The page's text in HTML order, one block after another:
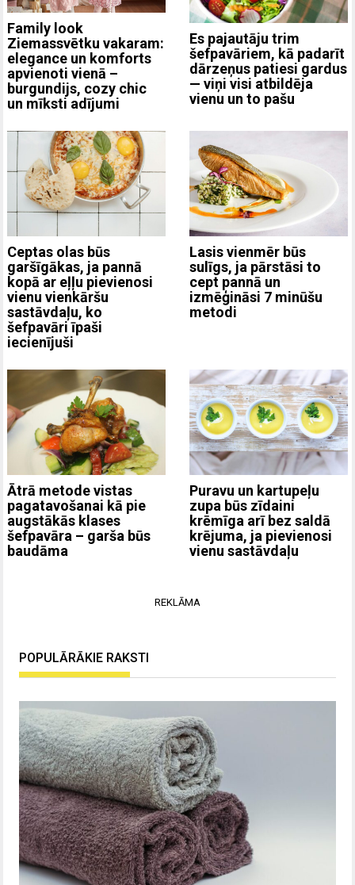
Family look
Ziemassvētku vakaram:
elegance un komforts
apvienoti vienā –
burgundijs, cozy chic
un mīksti adījumi
Es pajautāju trim
šefpavāriem, kā padarīt
dārzeņus patiesi gardus
— viņi visi atbildēja
vienu un to pašu
Ceptas olas būs
garšīgākas, ja pannā
kopā ar eļļu pievienosi
vienu vienkāršu
sastāvdaļu, ko
šefpavāri īpaši
iecienījuši
Lasis vienmēr būs
sulīgs, ja pārstāsi to
cept pannā un
izmēģināsi 7 minūšu
metodi
Ātrā metode vistas
pagatavošanai kā pie
augstākās klases
šefpavāra – garša būs
baudāma
Puravu un kartupeļu
zupa būs zīdaini
krēmīga arī bez saldā
krējuma, ja pievienosi
vienu sastāvdaļu
REKLĀMA
POPULĀRĀKIE RAKSTI